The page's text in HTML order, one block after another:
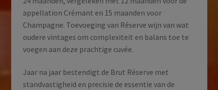
appellation Crémant en 15 maanden voor
Champagne. Toevoeging van Réserve wijn van wat
oudere vintages om complexiteit en balans toe te
voegen aan deze prachtige cuvée.
Jaar na jaar bestendigt de Brut Réserve met
standvastigheid en precisie de essentie van de